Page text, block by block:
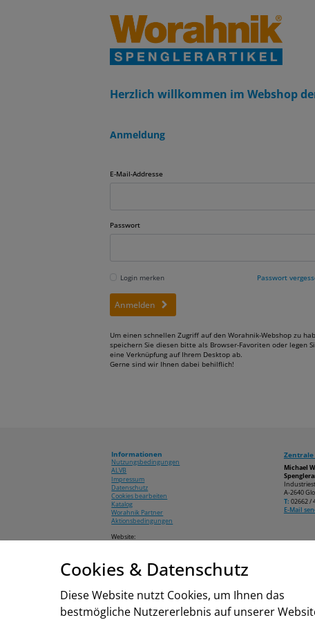
Herzlich willkommen im Webshop
Anmeldung
E-Mail-Addresse
Passwort
Login merken Passwort
Anmelden
Um einen schnellen Zugriff auf den Worahnik-Webshop zu
speichern Sie diesen bitte als Browser-Favoriten oder legen
eine Verknüpfung auf Ihrem Desktop ab.
Gerne sind wir Ihnen dabei behilflich!
Informationen
Nutzungsbedingungen
ALVB
Impressum
Datenschutz
Cookies bearbeiten
Katalog
Worahnik Partner
Aktionsbedingungen
Website:
Michael
A-2640
T: 02662 /
E-Mail
Cookies & Datenschutz
Diese Website nutzt Cookies, um Ihnen das
bestmögliche Nutzererlebnis auf unserer